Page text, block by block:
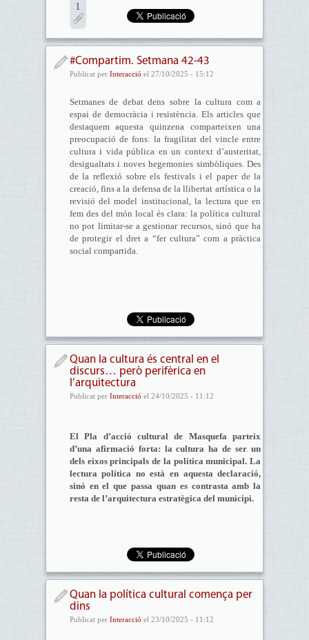
1
#Compartim. Setmana 42-43
Publicat per Interacció el 27/10/2025 - 15:12
Setmanes de debat dens sobre la cultura com a
espai de democràcia i resistència. Els articles que
destaquem aquesta quinzena comparteixen una
preocupació de fons: la fragilitat del vincle entre
cultura i vida pública en un context d’austeritat,
desigualtats i noves hegemonies simbòliques. Des
de la reflexió sobre els festivals i el paper de la
creació, fins a la defensa de la llibertat artística o la
revisió del model institucional, la lectura que en
fem des del món local és clara: la política cultural
no pot limitar-se a gestionar recursos, sinó que ha
de protegir el dret a “fer cultura” com a pràctica
social compartida.
Quan la cultura és central en el
discurs… però perifèrica en
l’arquitectura
Publicat per Interacció el 24/10/2025 - 11:12
El Pla d’acció cultural de Masquefa parteix
d’una afirmació forta: la cultura ha de ser un
dels eixos principals de la política municipal. La
lectura política no està en aquesta declaració,
sinó en el que passa quan es contrasta amb la
resta de l’arquitectura estratègica del municipi.
Quan la política cultural comença per
dins
Publicat per Interacció el 23/10/2025 - 11:12